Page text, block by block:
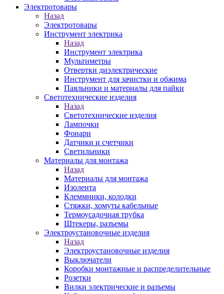
Электротовары
Назад
Электротовары
Инструмент электрика
Назад
Инструмент электрика
Мультиметры
Отвертки диэлектрические
Инструмент для зачистки и обжима
Паяльники и материалы для пайки
Светотехнические изделия
Назад
Светотехнические изделия
Лампочки
Фонари
Датчики и счетчики
Светильники
Материалы для монтажа
Назад
Материалы для монтажа
Изолента
Клеммники, колодки
Стяжки, хомуты кабельные
Термоусадочная трубка
Штекеры, разъемы
Электроустановочные изделия
Назад
Электроустановочные изделия
Выключатели
Коробки монтажные и распределительные
Розетки
Вилки электрические и разъемы